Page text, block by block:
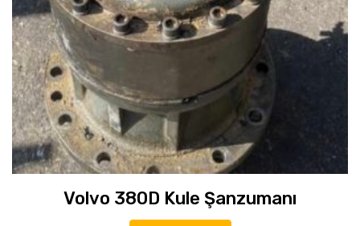
Volvo 380D Kule Şanzumanı